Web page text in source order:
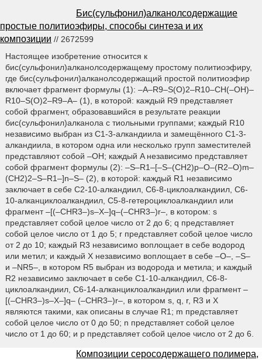
Бис(сульфонил)алканолсодержащие
простые политиоэфиры, способы синтеза и их
композиции // 2672599
Настоящее изобретение относится к
бис(сульфонил)алканолсодержащему простому политиоэфиру,
где бис(сульфонил)алканолсодержащий простой политиоэфир
включает фрагмент формулы (1): –A–R9–S(O)2–R10–CH(–OH)–
R10–S(O)2–R9–A– (1), в которой: каждый R9 представляет
собой фрагмент, образовавшийся в результате реакции
бис(сульфонил)алканола с тиольными группами; каждый R10
независимо выбран из C1-3-алкандиила и замещённого C1-3-
алкандиила, в котором одна или несколько групп заместителей
представляют собой –OH; каждый A независимо представляет
собой фрагмент формулы (2): –S–R1–[–S–(CH2)p–O–(R2–O)m–
(CH2)2–S–R1–]n–S– (2), в которой: каждый R1 независимо
заключает в себе C2-10-алкандиил, C6-8-циклоалкандиил, C6-
10-алканциклоалкандиил, C5-8-гетероциклоалкандиил или
фрагмент –[(–CHR3–)s–X–]q–(–CHR3–)r–, в котором: s
представляет собой целое число от 2 до 6; q представляет
собой целое число от 1 до 5; r представляет собой целое число
от 2 до 10; каждый R3 независимо воплощает в себе водород
или метил; и каждый X независимо воплощает в себе –O–, –S–
и –NR5–, в котором R5 выбран из водорода и метила; и каждый
R2 независимо заключает в себе C1-10-алкандиил, C6-8-
циклоалкандиил, C6-14-алканциклоалкандиил или фрагмент –
[(–CHR3–)s–X–]q– (–CHR3–)r–, в котором s, q, r, R3 и X
являются такими, как описаны в случае R1; m представляет
собой целое число от 0 до 50; n представляет собой целое
число от 1 до 60; и p представляет собой целое число от 2 до 6.
Композиции серосодержащего полимера,